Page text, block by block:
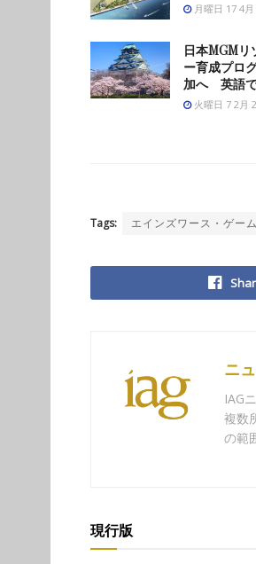
月曜日 17 4月
日本MGM
ー育成プロ
加へ 英語
火曜日 7 2月
Tags: エインズワース・ゲー
ニ
IAG
複数
の範
現行版